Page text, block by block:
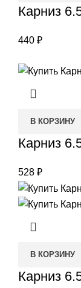
Карниз
440 ₽
В КОРЗИНУ
Карниз
528 ₽
В КОРЗИНУ
Карниз